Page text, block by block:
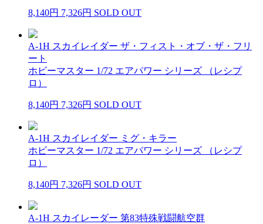
8,140円 7,326円 SOLD OUT
A-1H スカイレイダー ザ・フィスト・オブ・ザ・フリ
ート
ホビーマスター 1/72 エアパワー シリーズ （レシプ
ロ）
8,140円 7,326円 SOLD OUT
A-1H スカイレイダー ミグ・キラー
ホビーマスター 1/72 エアパワー シリーズ （レシプ
ロ）
8,140円 7,326円 SOLD OUT
A-1H スカイレーダー 第83特殊戦闘航空群